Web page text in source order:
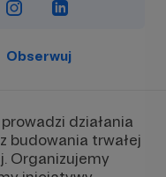
Obserwuj
działania
budowania trwałej
Organizujemy